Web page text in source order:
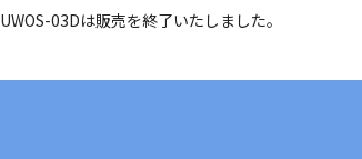
UWOS-03Dは販売を終了いたしました。